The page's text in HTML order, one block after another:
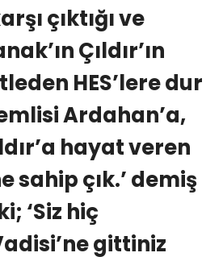
çıktığı ve
Çıldır’ın
HES’lere dur
Ardahan’a,
hayat veren
sahip çık.’ demiş
‘Siz hiç
gittiniz